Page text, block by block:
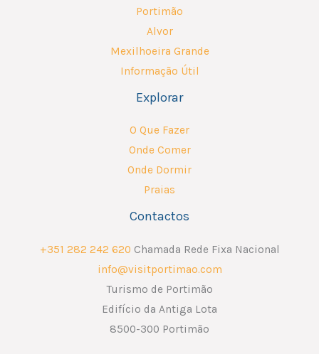
Portimão
Alvor
Mexilhoeira Grande
Informação Útil
Explorar
O Que Fazer
Onde Comer
Onde Dormir
Praias
Contactos
+351 282 242 620 Chamada Rede Fixa Nacional
info@visitportimao.com
Turismo de Portimão
Edifício da Antiga Lota
8500-300 Portimão